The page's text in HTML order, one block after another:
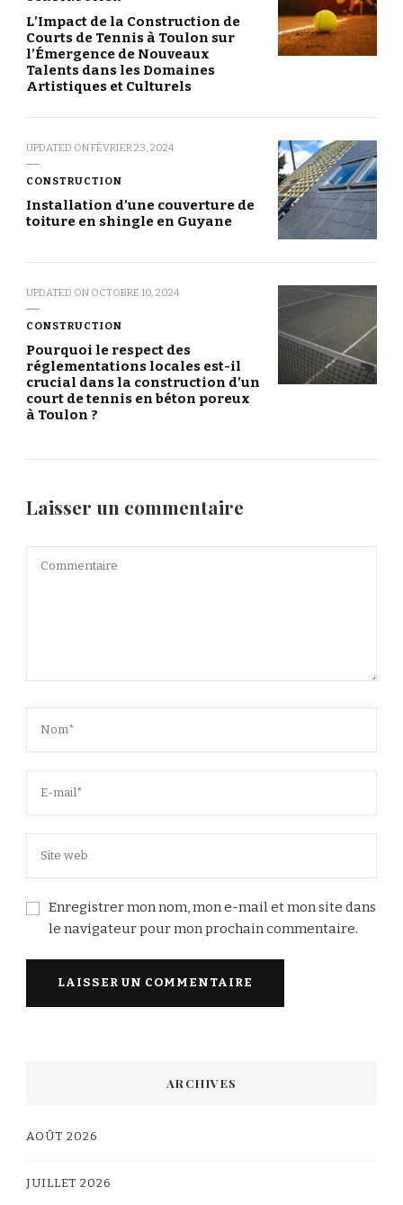
L’Impact de la Construction de
Courts de Tennis à Toulon sur
l’Émergence de Nouveaux
Talents dans les Domaines
Artistiques et Culturels
UPDATED ONFÉVRIER 23, 2024
CONSTRUCTION
Installation d’une couverture de
toiture en shingle en Guyane
UPDATED ON OCTOBRE 10, 2024
CONSTRUCTION
Pourquoi le respect des
réglementations locales est-il
crucial dans la construction d’un
court de tennis en béton poreux
à Toulon ?
Laisser un commentaire
Enregistrer mon nom, mon e-mail et mon site dans
le navigateur pour mon prochain commentaire.
ARCHIVES
AOÛT 2026
JUILLET 2026